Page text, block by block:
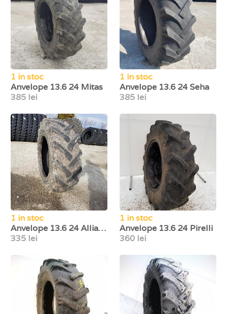
1 in stoc
Anvelope 13.6 24 Mitas
385 lei
1 in stoc
Anvelope 13.6 24 Seha
385 lei
1 in stoc
Anvelope 13.6 24 Alliance
335 lei
1 in stoc
Anvelope 13.6 24 Pirelli
360 lei